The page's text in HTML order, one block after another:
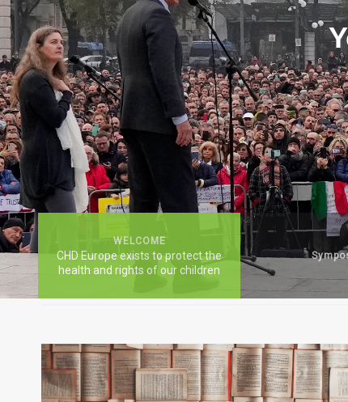
WELCOME
CHD Europe exists to protect the
health and rights of our children